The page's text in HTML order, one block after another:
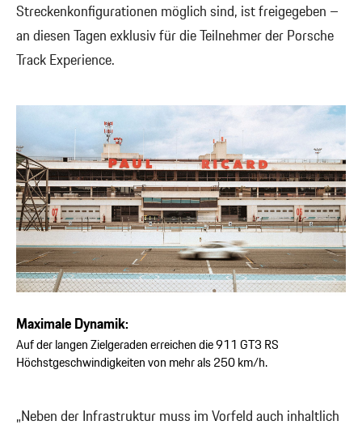
Streckenkonfigurationen möglich sind, ist freigegeben –
an diesen Tagen exklusiv für die Teilnehmer der Porsche
Track Experience.
Maximale Dynamik:
Auf der langen Zielgeraden erreichen die 911 GT3 RS
Höchstgeschwindigkeiten von mehr als 250 km/h.
„Neben der Infrastruktur muss im Vorfeld auch inhaltlich